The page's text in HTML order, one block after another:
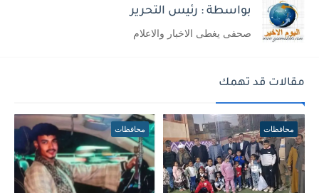
بواسطة : رئيس التحرير
صحفى يغطى الاخبار والاعلام
مقالات قد تهمك
محافظات محافظات